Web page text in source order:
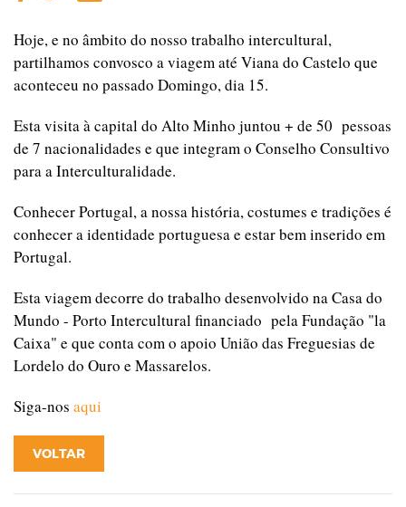
Hoje, e no âmbito do nosso trabalho intercultural,
partilhamos convosco a viagem até Viana do Castelo que
aconteceu no passado Domingo, dia 15.
Esta visita à capital do Alto Minho juntou + de 50 pessoas
de 7 nacionalidades e que integram o Conselho Consultivo
para a Interculturalidade.
Conhecer Portugal, a nossa história, costumes e tradições é
conhecer a identidade portuguesa e estar bem inserido em
Portugal.
Esta viagem decorre do trabalho desenvolvido na Casa do
Mundo - Porto Intercultural financiado pela Fundação "la
Caixa" e que conta com o apoio União das Freguesias de
Lordelo do Ouro e Massarelos.
Siga-nos aqui
VOLTAR